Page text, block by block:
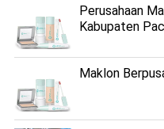
Perusahaan
Kabupaten
Maklon